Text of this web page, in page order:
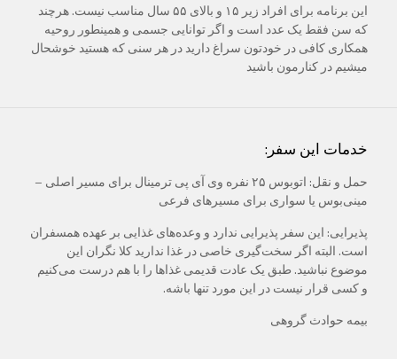
این برنامه برای افراد زیر ۱۵ و بالای ۵۵ سال مناسب نیست. هرچند
که سن فقط یک عدد است و اگر توانایی جسمی و همینطور روحیه
همکاری کافی در خودتون سراغ دارید در هر سنی که هستید خوشحال
میشیم در کنارمون باشید
خدمات این سفر:
حمل و نقل: اتوبوس ۲۵ نفره وی آی پی ترمینال برای مسیر اصلی –
مینی‌بوس یا سواری برای مسیرهای فرعی
پذیرایی: این سفر پذیرایی ندارد و وعده‌های غذایی بر عهده همسفران
است. البته اگر سخت‌گیری خاصی در غذا ندارید کلا نگران این
موضوع نباشید. طبق یک عادت قدیمی غذاها را با هم درست می‌کنیم
و کسی قرار نیست در این مورد تنها باشه.
بیمه حوادث گروهی